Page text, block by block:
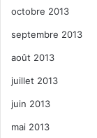
octobre 2013
septembre 2013
août 2013
juillet 2013
juin 2013
mai 2013